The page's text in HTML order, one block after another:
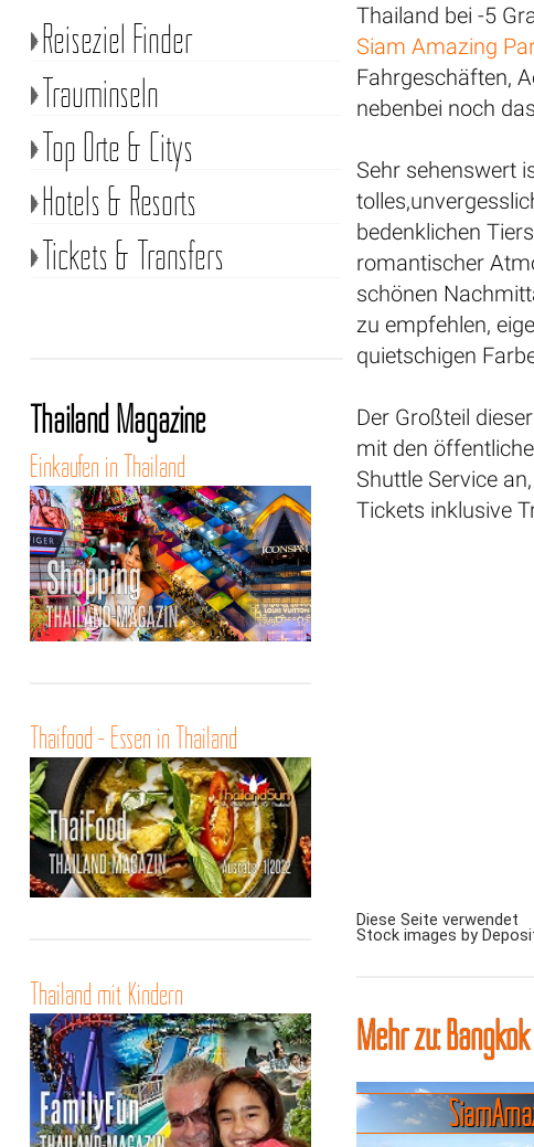
Thailand bei -5
Siam Amazing
Fahrgeschäften,
nebenbei noch
Sehr sehenswert
bedenklichen
romantischer
schönen
zu empfehlen,
quietschigen
Der Großteil
mit den
Shuttle Service
Tickets inklusive
Diese Seite verwendet
Stock images by
Mehr zu:
Siam
Reiseziel Finder
Trauminseln
Top Orte & Citys
Hotels & Resorts
Tickets & Transfers
Thailand Magazine
Einkaufen in Thailand
Thaifood - Essen in Thailand
Thailand mit Kindern